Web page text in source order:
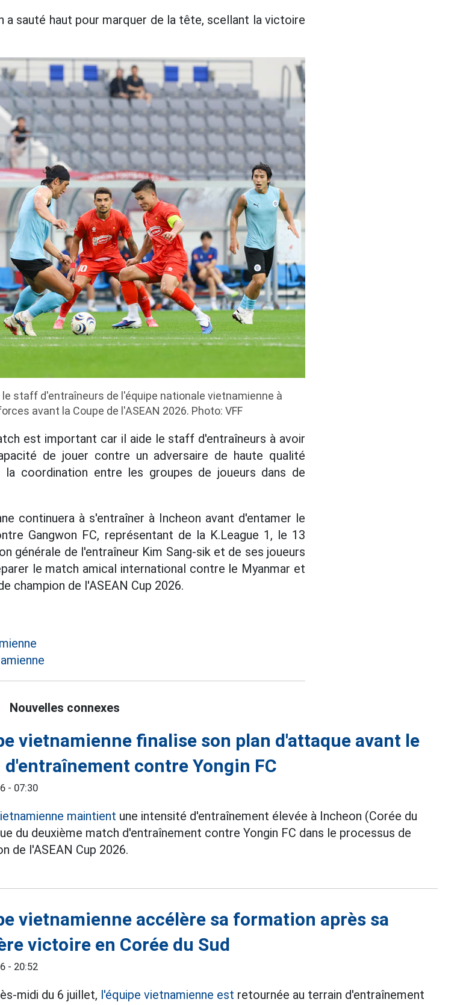
a sauté haut pour marquer de la tête, scellant la victoire
le staff d'entraîneurs de l'équipe nationale vietnamienne à
avant la Coupe de l'ASEAN 2026. Photo: VFF
est important car il aide le staff d'entraîneurs à avoir
de jouer contre un adversaire de haute qualité
coordination entre les groupes de joueurs dans de
continuera à s'entraîner à Incheon avant d'entamer le
Gangwon FC, représentant de la K.League 1, le 13
générale de l'entraîneur Kim Sang-sik et de ses joueurs
le match amical international contre le Myanmar et
champion de l'ASEAN Cup 2026.
Nouvelles connexes
vietnamienne finalise son plan d'attaque avant le
d'entraînement contre Yongin FC
- 07:30
maintient une intensité d'entraînement élevée à Incheon (Corée du
du deuxième match d'entraînement contre Yongin FC dans le processus de
de l'ASEAN Cup 2026.
vietnamienne accélère sa formation après sa
victoire en Corée du Sud
- 20:52
midi du 6 juillet, l'équipe vietnamienne est retournée au terrain d'entraînement